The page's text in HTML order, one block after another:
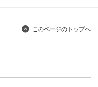
このページのトップへ